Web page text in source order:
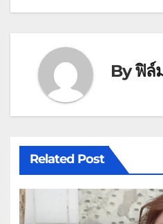
Byฟิล์
Related Post